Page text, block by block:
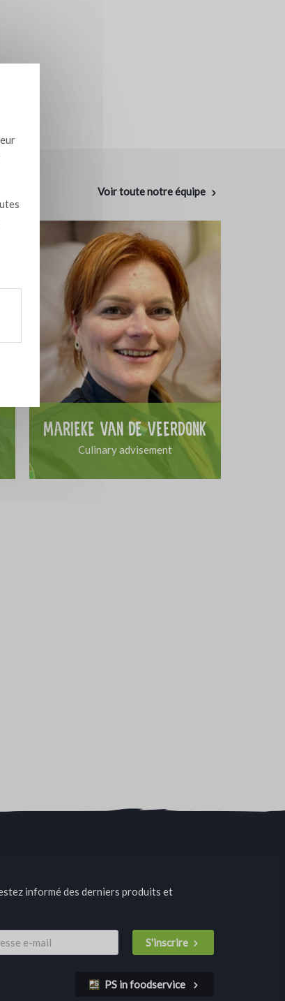
Voir toute notre équipe
Marieke van de Veerdonk
Culinary advisement
informé des derniers produits et
S'inscrire
PS in foodservice